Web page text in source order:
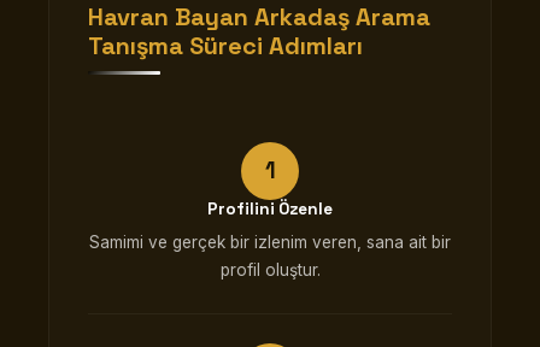
Havran Bayan Arkadaş Arama
Tanışma Süreci Adımları
Profilini Özenle
Samimi ve gerçek bir izlenim veren, sana ait bir
profil oluştur.